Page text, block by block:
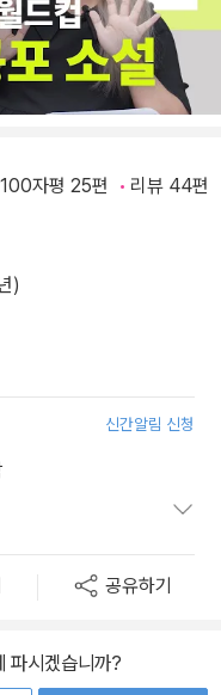
100자평 25편 리뷰 44편
)
신간알림 신청
공유하기
파시겠습니까?